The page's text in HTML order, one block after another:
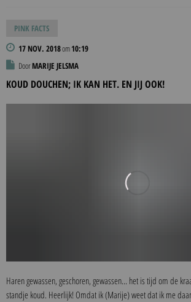
PINK FACTS
17 NOV. 2018om10:19
DoorMARIJE JELSMA
KOUD DOUCHEN; IK KAN HET. EN JIJ OOK!
Haren gewassen, geschoren, gewassen... het is tijd om de
standje koud. Heerlijk! Omdat ik (Marije) weet dat ik me